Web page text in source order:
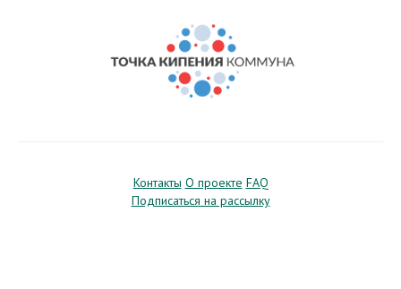
Контакты О проекте FAQ
Подписаться на рассылку